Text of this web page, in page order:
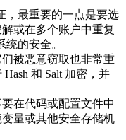
，最重要的一点是要选
或在多个账户中重复
的安全。
被恶意窃取也非常重
和 Salt 加密，并
在代码或配置文件中
量或其他安全存储机